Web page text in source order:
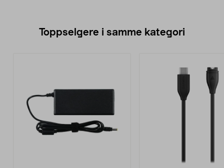
Toppselgere i samme kategori